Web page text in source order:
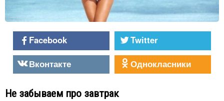
Facebook
Twitter
Вконтакте
Однокласники
Не забываем про завтрак